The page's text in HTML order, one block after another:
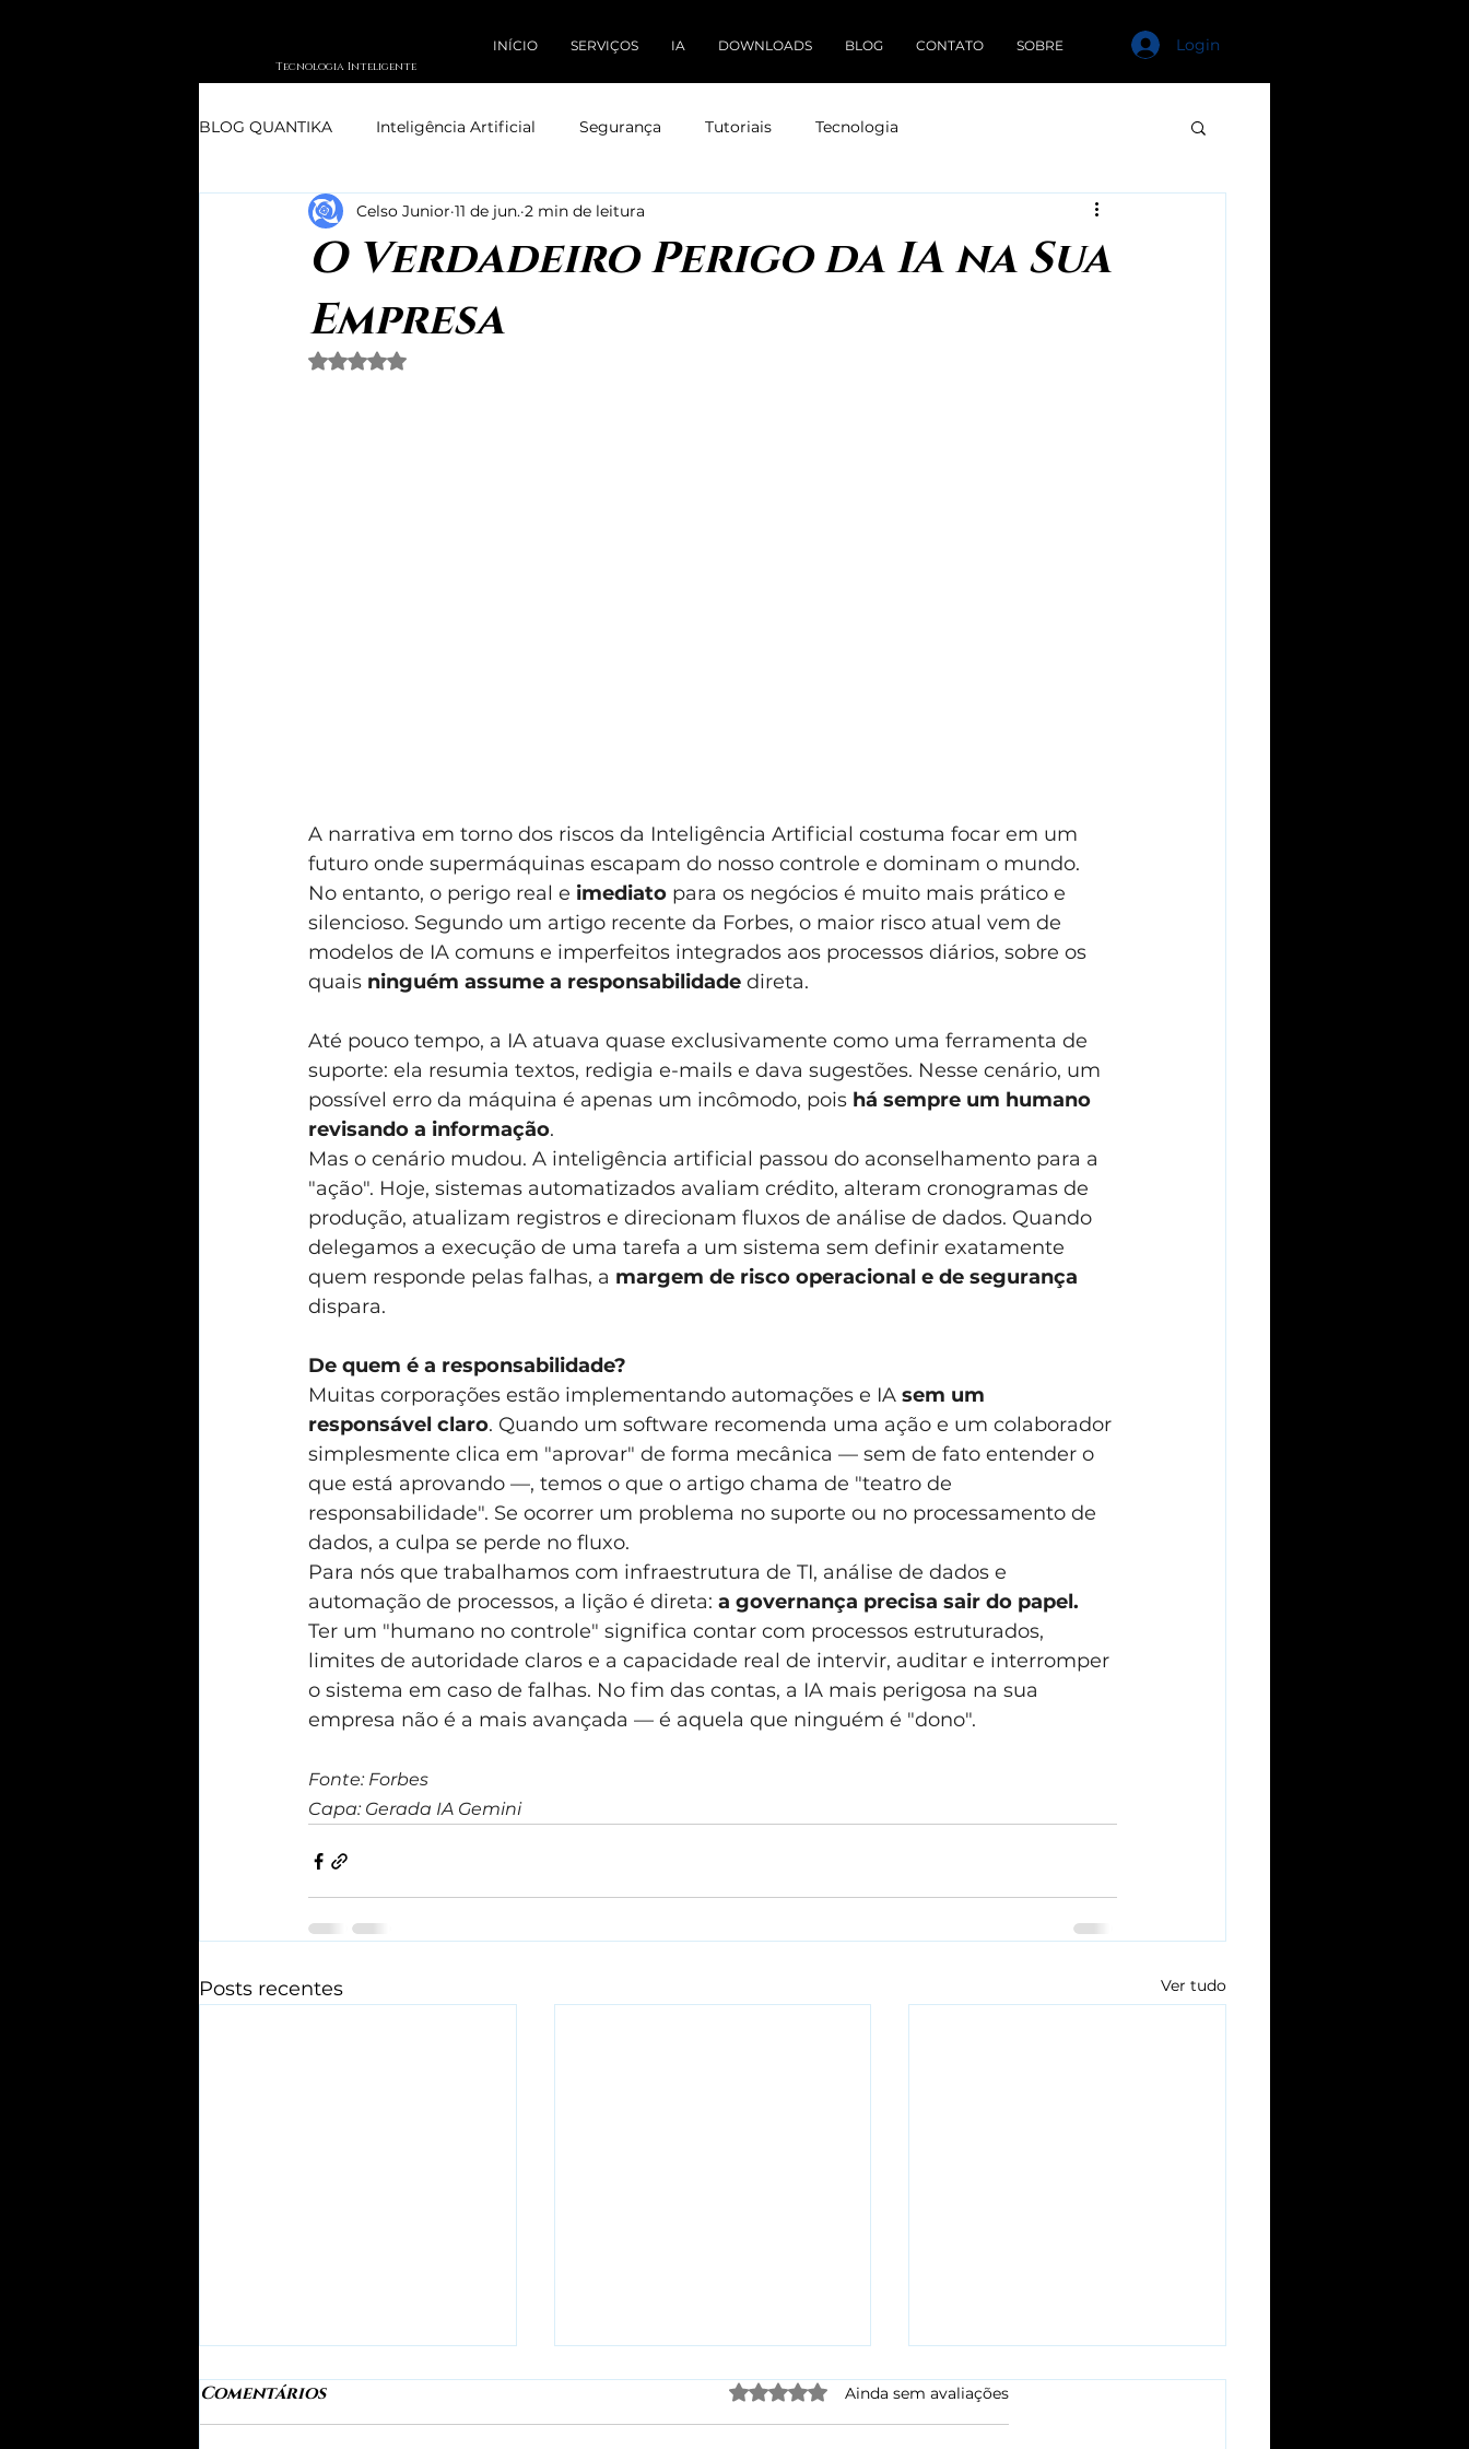
Tecnologia Inteligente
INÍCIO SERVIÇOS IA DOWNLOADS BLOG CONTATO SOBRE Login
BLOG QUANTIKA Inteligência Artificial Segurança Tutoriais Tecnologia
O Verdadeiro Perigo da IA na Sua
Empresa
Celso Junior 11 de jun. 2 min de leitura
Avaliado com NaN de 5 estrelas.
A narrativa em torno dos riscos da Inteligência Artificial costuma focar em um
futuro onde supermáquinas escapam do nosso controle e dominam o mundo.
No entanto, o perigo real e imediato para os negócios é muito mais prático e
silencioso. Segundo um artigo recente da Forbes, o maior risco atual vem de
modelos de IA comuns e imperfeitos integrados aos processos diários, sobre os
quais ninguém assume a responsabilidade direta.
Até pouco tempo, a IA atuava quase exclusivamente como uma ferramenta de
suporte: ela resumia textos, redigia e-mails e dava sugestões. Nesse cenário, um
possível erro da máquina é apenas um incômodo, pois há sempre um humano
revisando a informação.
Mas o cenário mudou. A inteligência artificial passou do aconselhamento para a
"ação". Hoje, sistemas automatizados avaliam crédito, alteram cronogramas de
produção, atualizam registros e direcionam fluxos de análise de dados. Quando
delegamos a execução de uma tarefa a um sistema sem definir exatamente
quem responde pelas falhas, a margem de risco operacional e de segurança
dispara.
De quem é a responsabilidade?
Muitas corporações estão implementando automações e IA sem um
responsável claro. Quando um software recomenda uma ação e um colaborador
simplesmente clica em "aprovar" de forma mecânica — sem de fato entender o
que está aprovando —, temos o que o artigo chama de "teatro de
responsabilidade". Se ocorrer um problema no suporte ou no processamento de
dados, a culpa se perde no fluxo.
Para nós que trabalhamos com infraestrutura de TI, análise de dados e
automação de processos, a lição é direta: a governança precisa sair do papel.
Ter um "humano no controle" significa contar com processos estruturados,
limites de autoridade claros e a capacidade real de intervir, auditar e interromper
o sistema em caso de falhas. No fim das contas, a IA mais perigosa na sua
empresa não é a mais avançada — é aquela que ninguém é "dono".
Fonte: Forbes
Capa: Gerada IA Gemini
Posts recentes Ver tudo
Comentários Avaliado com 0 de 5 estrelas.
Ainda sem avaliações